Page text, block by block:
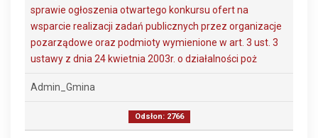
sprawie ogłoszenia otwartego konkursu ofert na
wsparcie realizacji zadań publicznych przez organizacje
pozarządowe oraz podmioty wymienione w art. 3 ust. 3
ustawy z dnia 24 kwietnia 2003r. o działalności poż
Admin_Gmina
Odsłon: 2766